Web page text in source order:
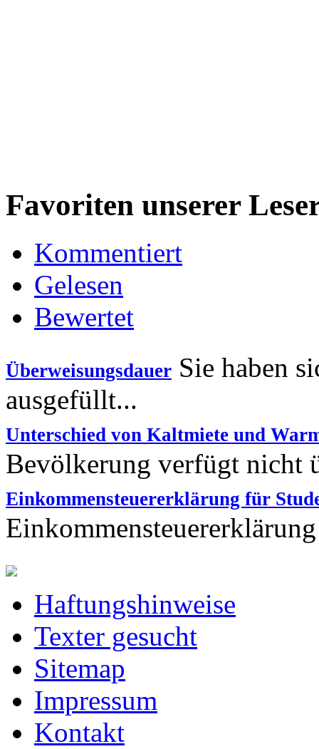
Favoriten unserer
Kommentiert
Gelesen
Bewertet
Überweisungsdauer Sie haben
ausgefüllt...
Unterschied von Kaltmiete und
Bevölkerung verfügt nicht
Einkommensteuererklärung für
Haftungshinweise
Texter gesucht
Sitemap
Impressum
Kontakt